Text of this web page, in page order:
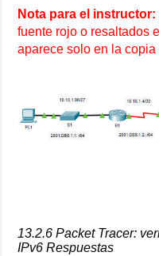
Nota para el instructor:
fuente rojo o resaltados
aparece solo en la copia
13.2.6 Packet Tracer:
IPv6 Respuestas